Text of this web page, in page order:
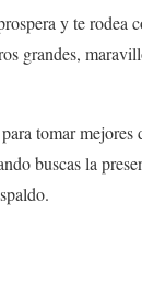
y te rodea
grandes,
tomar mejores
buscas la